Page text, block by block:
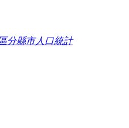
分縣市人口統計